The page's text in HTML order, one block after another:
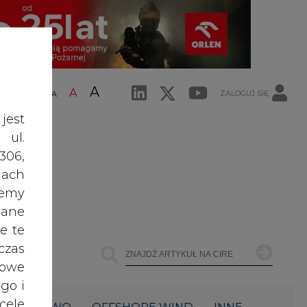
A A A ZALOGUJ SIĘ
ul.
te
i